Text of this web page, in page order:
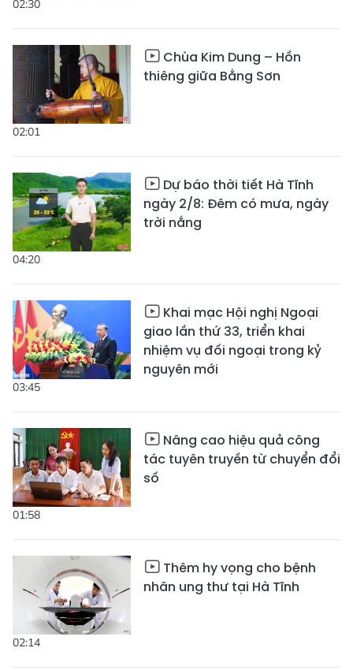
02:30
02:01
Chùa Kim Dung – Hồn
thiêng giữa Bằng Sơn
04:20
Dự báo thời tiết Hà Tĩnh
ngày 2/8: Đêm có mưa, ngày
trời nắng
03:45
Khai mạc Hội nghị Ngoại
giao lần thứ 33, triển khai
nhiệm vụ đối ngoại trong kỷ
nguyên mới
01:58
Nâng cao hiệu quả công
tác tuyên truyền từ chuyển đổi
số
02:14
Thêm hy vọng cho bệnh
nhân ung thư tại Hà Tĩnh